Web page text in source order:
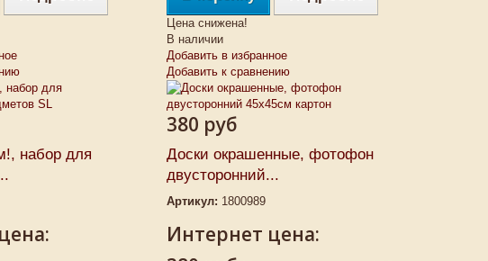
Цена снижена!
В наличии
Добавить в избранное
Добавить к сравнению
набор для
380 руб
Доски окрашенные, фотофон
двусторонний...
Артикул: 1800989
Интернет цена: